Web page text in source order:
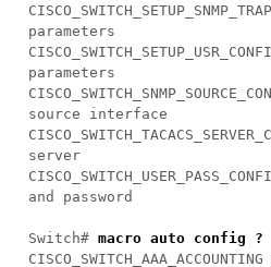
parameters
parameters
source interface
server
and password
Switch# macro auto config ?